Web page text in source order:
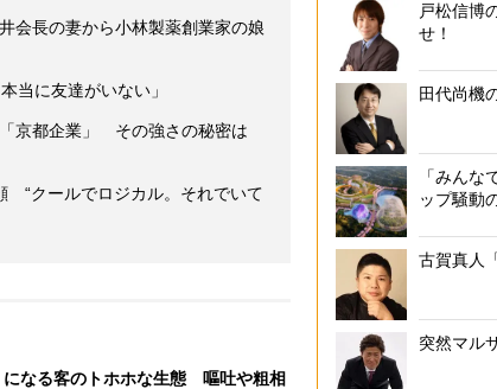
会長の妻から小林製薬創業家の娘
当に友達がいない」
京都企業」 その強さの秘密は
“クールでロジカル。それでいて
になる客のトホホな生態 嘔吐や粗相
戸松信博
せ！
田代尚機
「みんな
ップ騒動
古賀真人
突然マル